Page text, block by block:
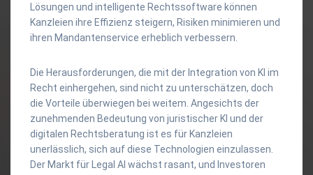
Lösungen und intelligente Rechtssoftware können
Kanzleien ihre Effizienz steigern, Risiken minimieren und
ihren Mandantenservice erheblich verbessern.
Die Herausforderungen, die mit der Integration von KI im
Recht einhergehen, sind nicht zu unterschätzen, doch
die Vorteile überwiegen bei weitem. Angesichts der
zunehmenden Bedeutung von juristischer KI und der
digitalen Rechtsberatung ist es für Kanzleien
unerlässlich, sich auf diese Technologien einzulassen.
Der Markt für Legal AI wächst rasant, und Investoren